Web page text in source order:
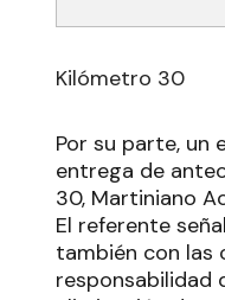
Kilómetro 30
Por su parte, un
entrega de
30, Martiniano
El referente
también con las
responsabilidad